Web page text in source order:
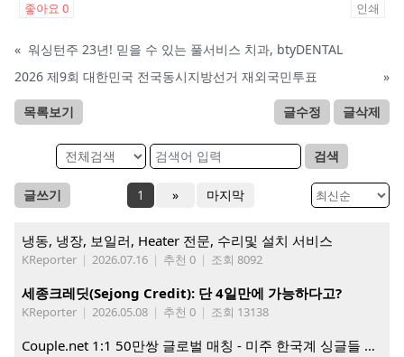
좋아요 0 인쇄
« 워싱턴주 23년! 믿을 수 있는 풀서비스 치과, btyDENTAL
2026 제9회 대한민국 전국동시지방선거 재외국민투표
»
목록보기 글수정 글삭제
검색
글쓰기 1 » 마지막
냉동, 냉장, 보일러, Heater 전문, 수리및 설치 서비스
KReporter | 2026.07.16 | 추천 0 | 조회 8092
세종크레딧(Sejong Credit): 단 4일만에 가능하다고?
KReporter | 2026.05.08 | 추천 0 | 조회 13138
Couple.net 1:1 50만쌍 글로벌 매칭 - 미주 한국계 싱글들 모이세요